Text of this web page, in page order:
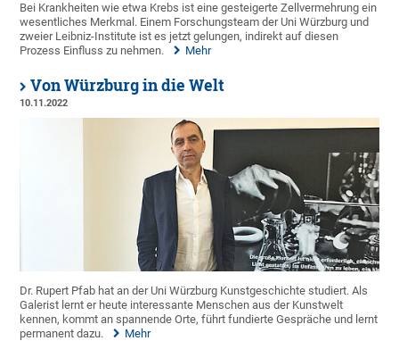
Bei Krankheiten wie etwa Krebs ist eine gesteigerte Zellvermehrung ein
wesentliches Merkmal. Einem Forschungsteam der Uni Würzburg und
zweier Leibniz-Institute ist es jetzt gelungen, indirekt auf diesen
Prozess Einfluss zu nehmen.
Mehr
Von Würzburg in die Welt
10.11.2022
Dr. Rupert Pfab hat an der Uni Würzburg Kunstgeschichte studiert. Als
Galerist lernt er heute interessante Menschen aus der Kunstwelt
kennen, kommt an spannende Orte, führt fundierte Gespräche und lernt
permanent dazu.
Mehr